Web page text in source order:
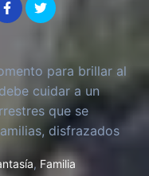
para brillar al
cuidar a un
que se
disfrazados
, Familia